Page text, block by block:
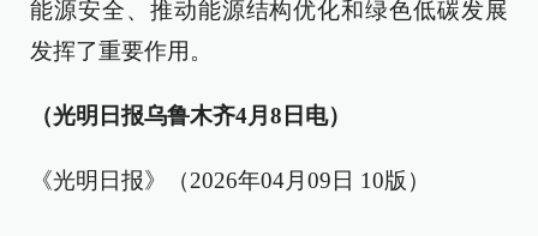
能源安全、推动能源结构优化和绿色低碳发展
发挥了重要作用。
（光明日报乌鲁木齐4月8日电）
《光明日报》（2026年04月09日 10版）